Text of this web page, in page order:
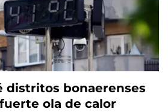
distritos bonaerenses
ola de calor